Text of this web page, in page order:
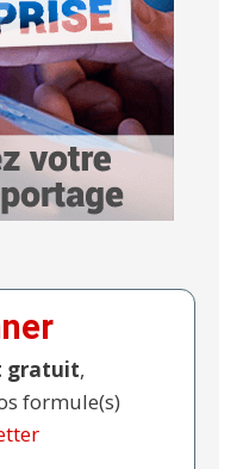
gratuit,
formule(s)